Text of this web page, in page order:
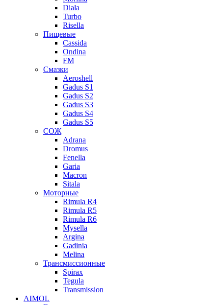
Diala
Turbo
Risella
Пищевые
Cassida
Ondina
FM
Смазки
Aeroshell
Gadus S1
Gadus S2
Gadus S3
Gadus S4
Gadus S5
СОЖ
Adrana
Dromus
Fenella
Garia
Macron
Sitala
Моторные
Rimula R4
Rimula R5
Rimula R6
Mysella
Argina
Gadinia
Melina
Трансмиссионные
Spirax
Tegula
Transmission
AIMOL